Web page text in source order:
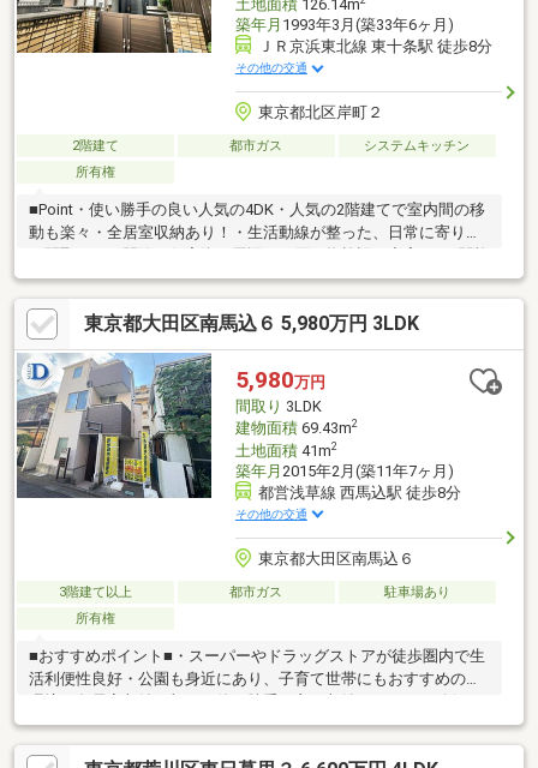
土地面積126.14m
築年月 1993年3月(築33年6ヶ月)
ＪＲ京浜東北線 東十条駅 徒歩8分
その他の交通
東京都北区岸町２
2階建て 都市ガス
システムキッチン
所有権
■Point・使い勝手の良い人気の4DK・人気の2階建てで室内間の移
動も楽々・全居室収納あり！・生活動線が整った、日常に寄り添
数路線利用可能の好立地■Access京浜東北線「東十条」駅…徒歩8
分埼京線「十条」駅…徒歩11分南北線「王子」駅…徒歩15分コンビ
ニ・スーパー、小・中学校、保育園、公園が徒歩10分圏内に揃っ
ており、日常生活や子育てにも最適な環境です！現地、周辺環境
の確認等含めご見学は随時承っております。お気軽にお問合せく
ださい！
東京都大田区南馬込６ 5,980万円 3LDK
5,980万円
間取り 3LDK
建物面積69.43m2
土地面積41m2
築年月 2015年2月(築11年7ヶ月)
都営浅草線 西馬込駅 徒歩8分
その他の交通
東京都大田区南馬込６
3階建て以上 都市ガス
駐車場あり
所有権
■おすすめポイント■・スーパーやドラッグストアが徒歩圏内で生
活利便性良好・公園も身近にあり、子育て世帯にもおすすめの住
お仕事帰りや平日夜のご見学も大歓迎です・探し始めのお客様、
正しい家探しをお伝えします！＊ご来店頂きアンケート回答でギ